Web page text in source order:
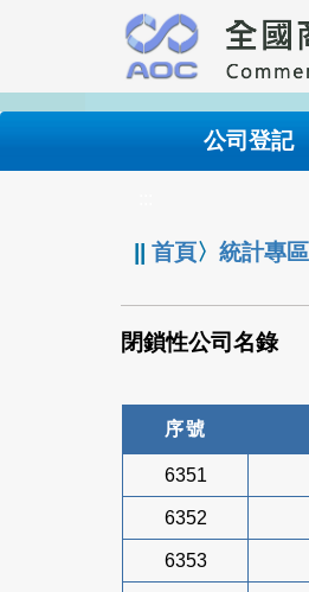
要
內
公司登記
||首頁〉統計專區
閉鎖性公司名錄
序號
6351
6352
6353